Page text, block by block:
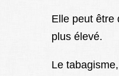
Elle peut être
plus élevé.
Le tabagisme,